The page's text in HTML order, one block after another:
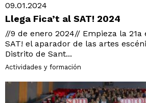
09.01.2024
Llega Fica’t al SAT! 2024
//9 de enero 2024// Empieza la 21a
SAT! el aparador de las artes
Distrito de Sant...
Actividades y formación